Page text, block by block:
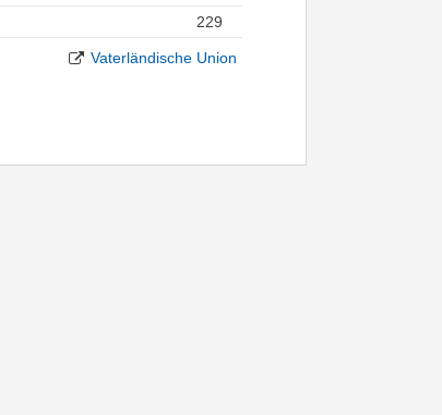
229
Vaterländische Union